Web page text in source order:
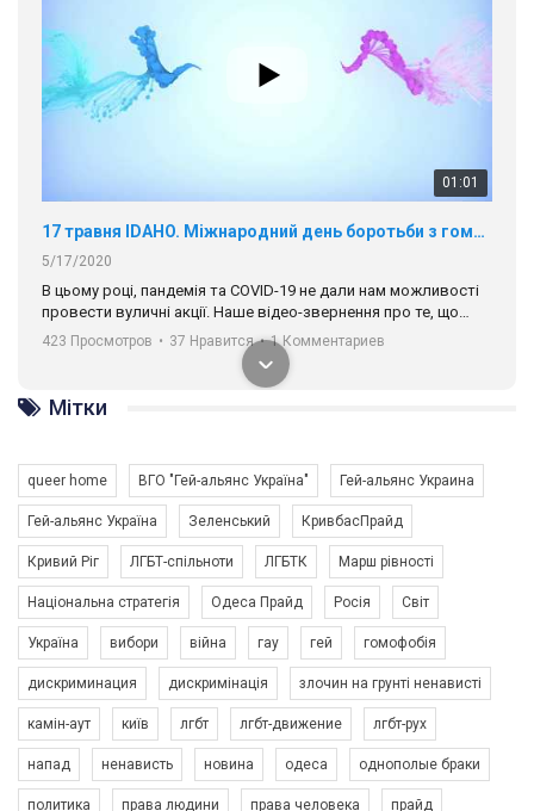
01:01
17 травня IDAHO. Міжнародний день боротьби з гомофобією трансфобією і біфобія.
5/17/2020
В цьому році, пандемія та COVІD-19 не дали нам можливості
провести вуличні акції. Наше відео-звернення про те, що
навіть коли ми у різних містах та не можемо зустрінеться, ми
разом. Ми закликаємо всіх хто поділяє цінності рівності та
солідарності, приєднатися до нас. Регіональні підрозділи
ГАУ є в 16 областях України.
Разом наш голос лунає гучніше!
423 Просмотров • 37 Нравится • 1 Комментариев
Зупинимо насильство проти ЛГБТ в Україні! Stop violence against LGBT in Ukraine!
6/30/2017
Емоційний та вражаючий промо-ролік на конкурс PACT, який
представляє програму "Гей-альянс Україна" з протидії
насильству проти ЛГБТ в Україні.
1.9K Просмотров • 226 Нравится • 5 Комментариев
Мітки
queer home ВГО "Гей-альянс Україна" Гей-альянс Украина
Гей-альянс Україна Зеленський КривбасПрайд
Кривий Ріг ЛГБТ-спільноти ЛГБТК Марш рівності
Національна стратегія Одеса Прайд Росія Світ
Україна вибори війна гау гей гомофобія
дискриминация дискримінація злочин на грунті ненависті
камін-аут київ лгбт лгбт-движение лгбт-рух
напад ненависть новина одеса однополые браки
политика права людини права человека прайд